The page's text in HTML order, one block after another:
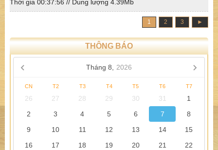
Thời gia 00:37:56 // Dung lượng 4.39Mb
1 2 3 ►
THÔNG BÁO
Tháng 8, 2026
CN T2 T3 T4 T5 T6 T7
26 27 28 29 30 31
1
2
3 4 5 6 7
8
9
10 11 12 13 14
15
16
17 18 19 20 21
22